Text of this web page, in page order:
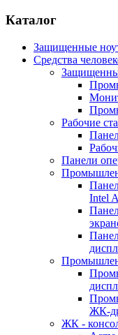
Каталог
Защищенные
Средства
Рабочие
Панели
Intel
ЖК-
ЖК -